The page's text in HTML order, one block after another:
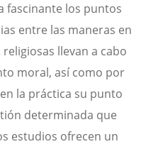
fascinante los puntos
entre las maneras en
llevan a cabo
moral, así como por
la práctica su punto
determinada que
estudios ofrecen un